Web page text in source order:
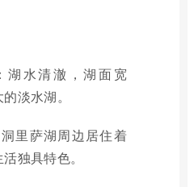
：湖水清澈，湖面宽
淡水湖。
洞里萨湖周边居住着
独具特色。